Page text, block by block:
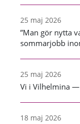
25 maj 2026
”Man gör nytta
sommarjobb
25 maj 2026
Vi i Vilhelmina
18 maj 2026